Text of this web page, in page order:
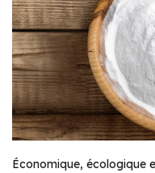
Économique, écologique